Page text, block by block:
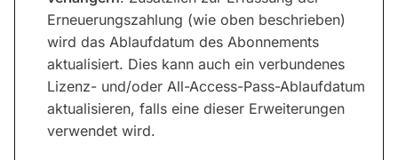
Erneuerungszahlung (wie oben beschrieben)
wird das Ablaufdatum des Abonnements
aktualisiert. Dies kann auch ein verbundenes
Lizenz- und/oder All-Access-Pass-Ablaufdatum
aktualisieren, falls eine dieser Erweiterungen
verwendet wird.